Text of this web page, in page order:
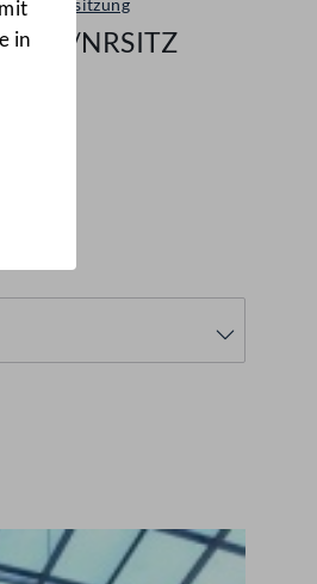
in
Plenarsitzung
121/NRSITZ